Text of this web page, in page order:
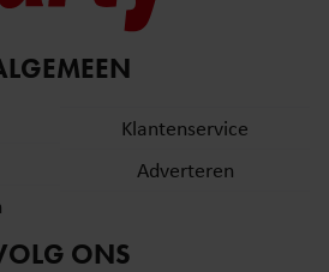
Klantenservice
Adverteren
ONS